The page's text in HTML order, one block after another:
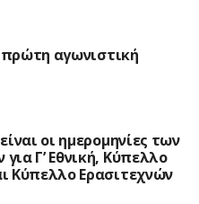
πρώτη αγωνιστική
οι ημερομηνίες των
Γ’ Εθνική, Κύπελλο
Κύπελλο Ερασιτεχνών